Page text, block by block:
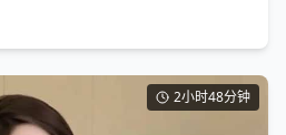
2小时48分钟